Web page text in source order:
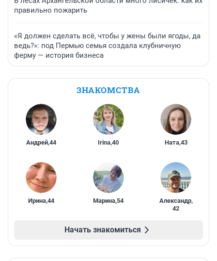
правильно пожарить
«Я должен сделать всё, чтобы у жены были ягоды, да
ведь?»: под Пермью семья создала клубничную
ферму — история бизнеса
ЗНАКОМСТВА
Андрей,44 Irina,40 Ната,43
Ирина,44 Марина,54 Александр,
42
Начать знакомиться